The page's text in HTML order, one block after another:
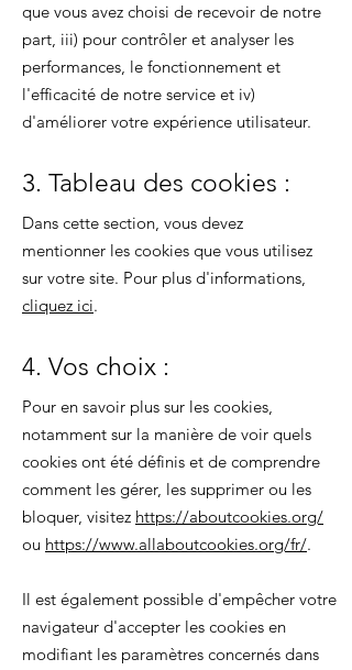
que vous avez choisi de recevoir de notre
part, iii) pour contrôler et analyser les
performances, le fonctionnement et
l'efficacité de notre service et iv)
d'améliorer votre expérience utilisateur.
3. Tableau des cookies :
Dans cette section, vous devez
mentionner les cookies que vous utilisez
sur votre site. Pour plus d'informations,
cliquez ici.
4. Vos choix :
Pour en savoir plus sur les cookies,
notamment sur la manière de voir quels
cookies ont été définis et de comprendre
comment les gérer, les supprimer ou les
bloquer, visitez https://aboutcookies.org/
ou https://www.allaboutcookies.org/fr/.
Il est également possible d'empêcher votre
navigateur d'accepter les cookies en
modifiant les paramètres concernés dans